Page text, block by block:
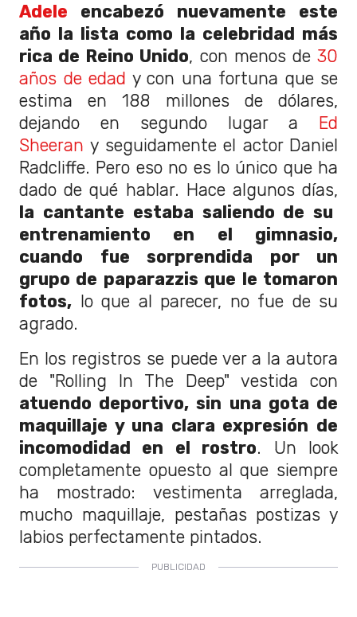
Adele encabezó nuevamente este
año la lista como la celebridad más
rica de Reino Unido, con menos de30
años de edad y con una fortuna que se
estima en 188 millones de dólares,
dejando en segundo lugar a Ed
Sheeran y seguidamente el actor Daniel
Radcliffe. Pero eso no es lo único que ha
dado de qué hablar. Hace algunos días,
la cantante estaba saliendo de su
entrenamiento en el gimnasio,
cuando fue sorprendida por un
grupo de paparazzis que le tomaron
fotos, lo que al parecer, no fue de su
agrado.
En los registros se puede ver a la autora
de "Rolling In The Deep" vestida con
atuendo deportivo, sin una gota de
maquillaje y una clara expresión de
incomodidad en el rostro. Un look
completamente opuesto al que siempre
ha mostrado: vestimenta arreglada,
mucho maquillaje, pestañas postizas y
labios perfectamente pintados.